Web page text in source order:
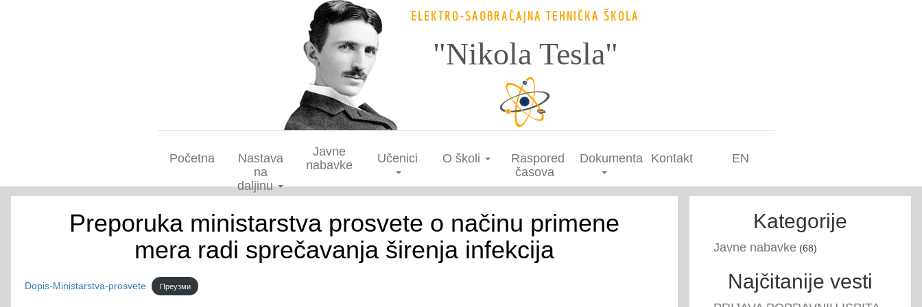
ELEKTRO-SAOBRAĆAJNA TEHNIČKA ŠKOLA
"Nikola Tesla"
Početna
Nastava
na
daljinu
Javne
nabavke
Učenici O školi
Raspored
časova
Dokumenta Kontakt EN
Preporuka ministarstva prosvete o načinu primene
mera radi sprečavanja širenja infekcija
Dopis-Ministarstva-prosvete Преузми
Kategorije
Javne nabavke(68)
Najčitanije vesti